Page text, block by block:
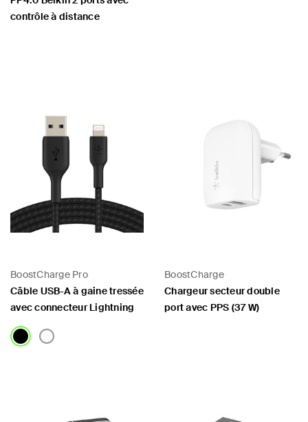
contrôle à distance
BoostCharge Pro
Câble USB-A à gaine tressée
avec connecteur Lightning
BoostCharge
Chargeur secteur double
port avec PPS (37 W)